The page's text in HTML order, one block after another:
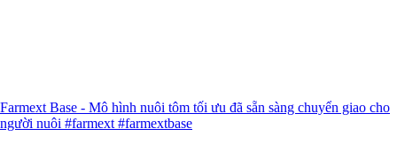
Farmext Base - Mô hình nuôi tôm tối ưu đã sẵn sàng chuyển giao cho
người nuôi #farmext #farmextbase